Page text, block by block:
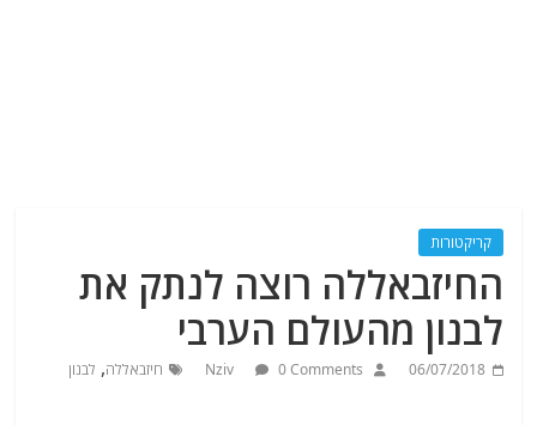
קריקטורות
החיזבאללה רוצה לנתק את
לבנון מהעולם הערבי
06/07/2018
Nziv 0 Comments חיזבאללה, לבנון